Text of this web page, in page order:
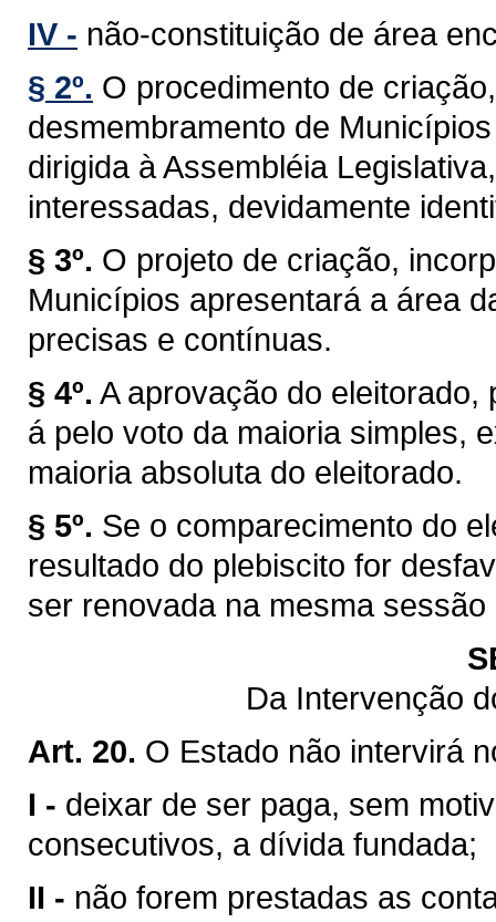
IV - não-constituição de área
§ 2º. O procedimento de
desmembramento de
dirigida à Assembléia
interessadas, devidamente
§ 3º. O projeto de criação,
Municípios apresentará a área
precisas e contínuas.
§ 4º. A aprovação do eleitorado,
á pelo voto da maioria simples,
maioria absoluta do eleitorado.
§ 5º. Se o comparecimento do
resultado do plebiscito for
ser renovada na mesma sessão
Da Intervenção
Art. 20. O Estado não intervirá
I - deixar de ser paga, sem
consecutivos, a dívida fundada;
II - não forem prestadas as